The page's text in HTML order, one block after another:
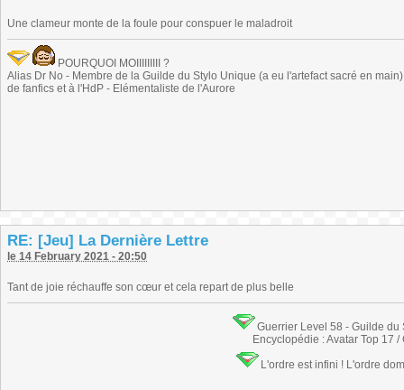
Une clameur monte de la foule pour conspuer le maladroit
POURQUOI MOIIIIIIIII ?
Alias Dr No - Membre de la Guilde du Stylo Unique (a eu l'artefact sacré en
de fanfics et à l'HdP - Elémentaliste de l'Aurore
RE: [Jeu] La Dernière Lettre
le 14 February 2021 - 20:50
Tant de joie réchauffe son cœur et cela repart de plus belle
Guerrier Level 58 - Guilde
Encyclopédie : Avatar Top 17 /
L'ordre est infini ! L'ordre